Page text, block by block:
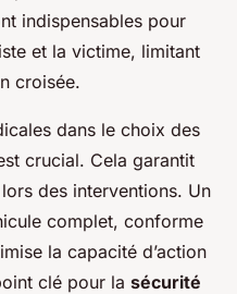
indispensables pour
et la victime, limitant
croisée.
dans le choix des
crucial. Cela garantit
des interventions. Un
complet, conforme
la capacité d’action
clé pour la sécurité